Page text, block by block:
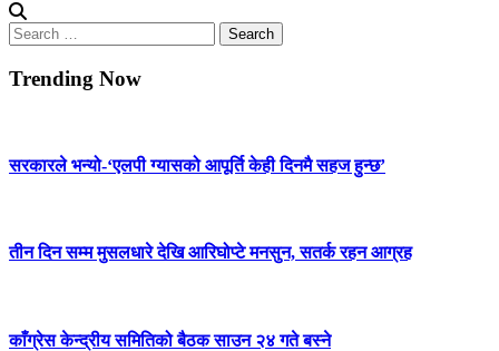
Search
for:
Trending Now
सरकारले भन्यो-‘एलपी ग्यासको आपूर्ति केही दिनमै सहज हुन्छ’
तीन दिन सम्म मुसलधारे देखि आरिघोप्टे मनसुन, सतर्क रहन आग्रह
काँग्रेस केन्द्रीय समितिको बैठक साउन २४ गते बस्ने